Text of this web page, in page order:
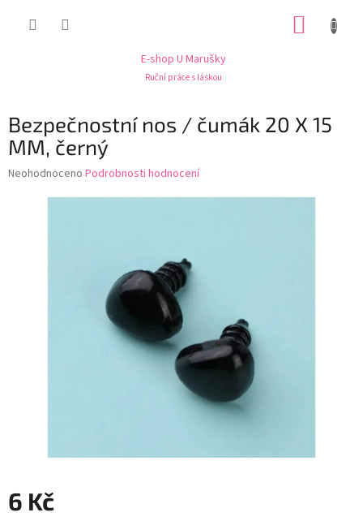
E-shop U Marušky
Ruční práce s láskou
Bezpečnostní nos / čumák 20 X 15
MM, černý
Průměrné
Neohodnoceno Podrobnosti hodnocení
6 Kč